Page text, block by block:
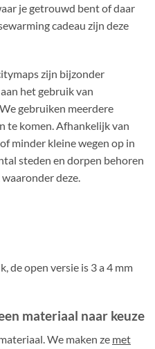
je getrouwd bent of daar
cadeau zijn deze
zijn bijzonder
het gebruik van
gebruiken meerdere
te komen. Afhankelijk van
minder kleine wegen op in
steden en dorpen behoren
deze.
de open versie is 3 a 4 mm
materiaal naar keuze
We maken ze met